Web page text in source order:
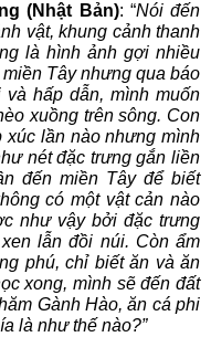
(Nhật Bản): “Nói đến
vật, khung cảnh thanh
là hình ảnh gợi nhiều
Tây nhưng qua báo
hấp dẫn, mình muốn
xuồng trên sông. Con
lần nào nhưng mình
nét đặc trưng gắn liền
đến miền Tây để biết
có một vật cản nào
như vậy bởi đặc trưng
lẫn đồi núi. Còn ẩm
phú, chỉ biết ăn và ăn
xong, mình sẽ đến đất
Gành Hào, ăn cá phi
là như thế nào?”